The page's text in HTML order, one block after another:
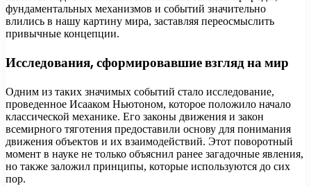
фундаментальных механизмов и событий значительно
влились в нашу картину мира, заставляя переосмыслить
привычные концепции.
Исследования, сформировавшие взгляд на мир
Одним из таких значимых событий стало исследование,
проведенное Исааком Ньютоном, которое положило начало
классической механике. Его законы движения и закон
всемирного тяготения предоставили основу для понимания
движения объектов и их взаимодействий. Этот поворотный
момент в науке не только объяснил ранее загадочные явления,
но также заложил принципы, которые используются до сих
пор.